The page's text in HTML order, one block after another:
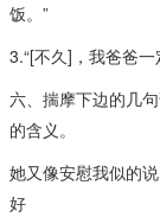
饭。”
3.“[不久]，我爸爸
六、揣摩下边的几
的含义。
她又像安慰我似的
好